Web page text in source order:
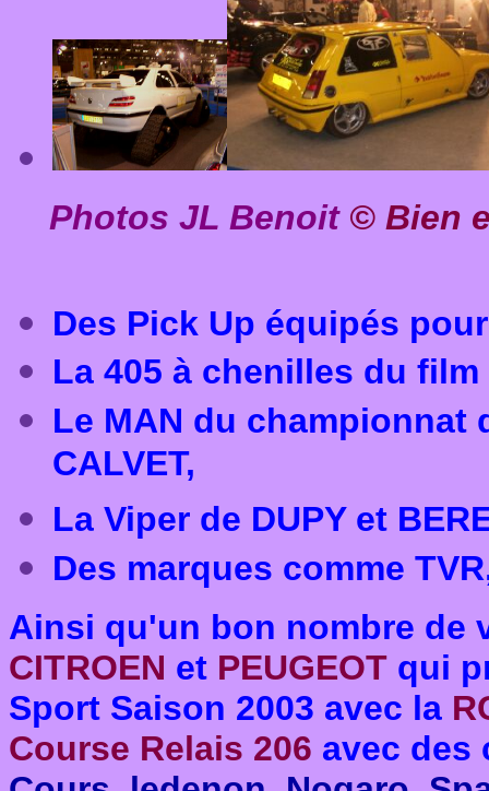
Photos JL Benoit © Bien
Des Pick Up équipés
La 405 à chenilles du film
Le MAN du championnat
CALVET,
La Viper de DUPY et
Des marques comme
Ainsi qu'un bon nombre de
CITROEN et PEUGEOT qui
Sport Saison 2003 avec la
Course Relais 206 avec des